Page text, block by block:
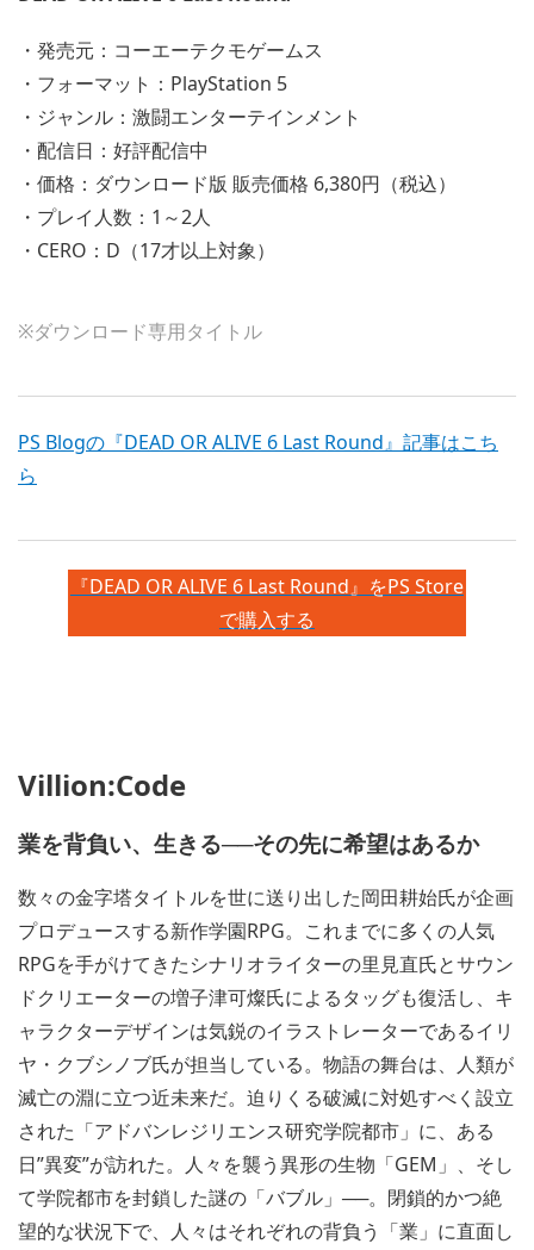
・発売元：コーエーテクモゲームス
・フォーマット：PlayStation 5
・ジャンル：激闘エンターテインメント
・配信日：好評配信中
・価格：ダウンロード版 販売価格 6,380円（税込）
・プレイ人数：1～2人
・CERO：D（17才以上対象）
※ダウンロード専用タイトル
PS Blogの『DEAD OR ALIVE 6 Last Round』記事はこち
ら
『DEAD OR ALIVE 6 Last Round』をPS Store
で購入する
Villion:Code
業を背負い、生きる──その先に希望はあるか
数々の金字塔タイトルを世に送り出した岡田耕始氏が企画
プロデュースする新作学園RPG。これまでに多くの人気
RPGを手がけてきたシナリオライターの里見直氏とサウン
ドクリエーターの増子津可燦氏によるタッグも復活し、キ
ャラクターデザインは気鋭のイラストレーターであるイリ
ヤ・クブシノブ氏が担当している。物語の舞台は、人類が
滅亡の淵に立つ近未来だ。迫りくる破滅に対処すべく設立
された「アドバンレジリエンス研究学院都市」に、ある
日”異変”が訪れた。人々を襲う異形の生物「GEM」、そし
て学院都市を封鎖した謎の「バブル」──。閉鎖的かつ絶
望的な状況下で、人々はそれぞれの背負う「業」に直面し